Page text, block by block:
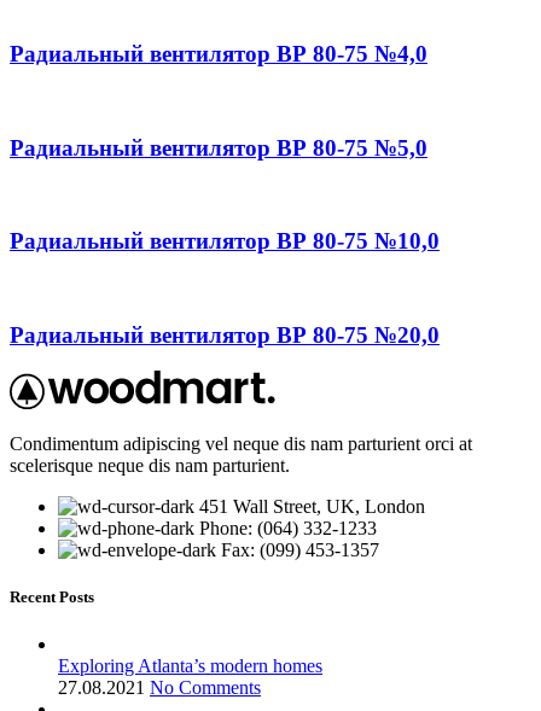
Радиальный вентилятор ВР 80-75 №4,0
Радиальный вентилятор ВР 80-75 №5,0
Радиальный вентилятор ВР 80-75 №10,0
Радиальный вентилятор ВР 80-75 №20,0
Condimentum adipiscing vel neque dis nam parturient orci at
scelerisque neque dis nam parturient.
451 Wall Street, UK, London
Phone: (064) 332-1233
Fax: (099) 453-1357
Recent Posts
Exploring Atlanta’s modern homes
27.08.2021 No Comments